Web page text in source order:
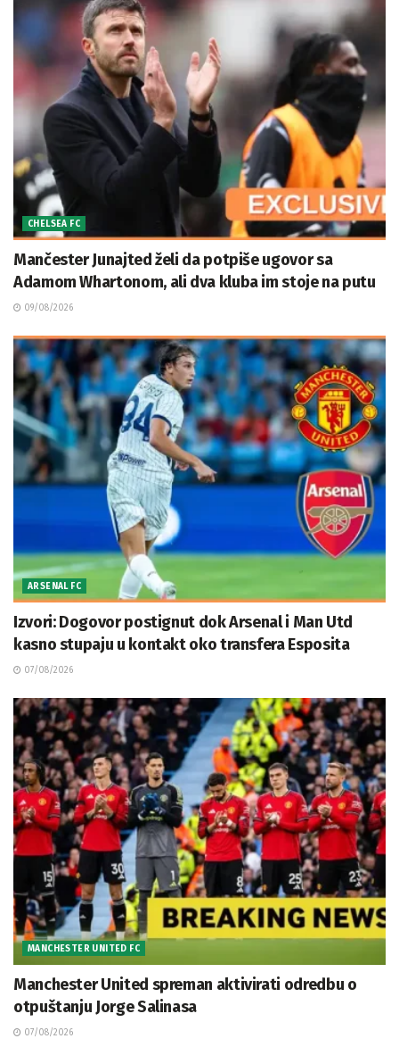
CHELSEA FC
Mančester Junajted želi da potpiše ugovor sa
Adamom Whartonom, ali dva kluba im stoje na putu
09/08/2026
ARSENAL FC
Izvori: Dogovor postignut dok Arsenal i Man Utd
kasno stupaju u kontakt oko transfera Esposita
07/08/2026
MANCHESTER UNITED FC
Manchester United spreman aktivirati odredbu o
otpuštanju Jorge Salinasa
07/08/2026